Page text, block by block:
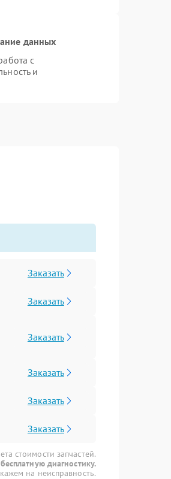
данных
с
и
Заказать
Заказать
Заказать
Заказать
Заказать
Заказать
стоимости запчастей.
диагностику.
на неисправность.